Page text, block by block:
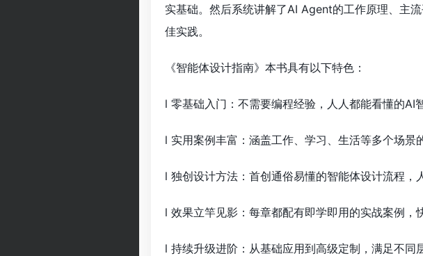
实基础。然后系统讲解了AI Agent的工作原理、主
佳实践。
《智能体设计指南》本书具有以下特色：
l 零基础入门：不需要编程经验，人人都能看懂的AI
l 实用案例丰富：涵盖工作、学习、生活等多个场景
l 独创设计方法：首创通俗易懂的智能体设计流程，
l 效果立竿见影：每章都配有即学即用的实战案例，
l 持续升级进阶：从基础应用到高级定制，满足不同